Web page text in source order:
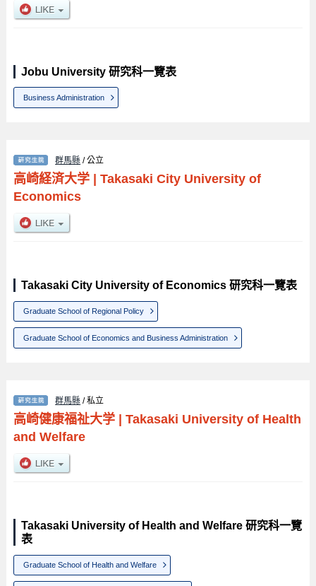
Jobu University 研究科一覽表
Business Administration
群馬縣 / 公立
高崎経済大学| Takasaki City University of
Economics
Takasaki City University of Economics 研究科一覽表
Graduate School of Regional Policy
Graduate School of Economics and Business Administration
群馬縣 / 私立
高崎健康福祉大学| Takasaki University of Health
and Welfare
Takasaki University of Health and Welfare 研究科一覽
表
Graduate School of Health and Welfare